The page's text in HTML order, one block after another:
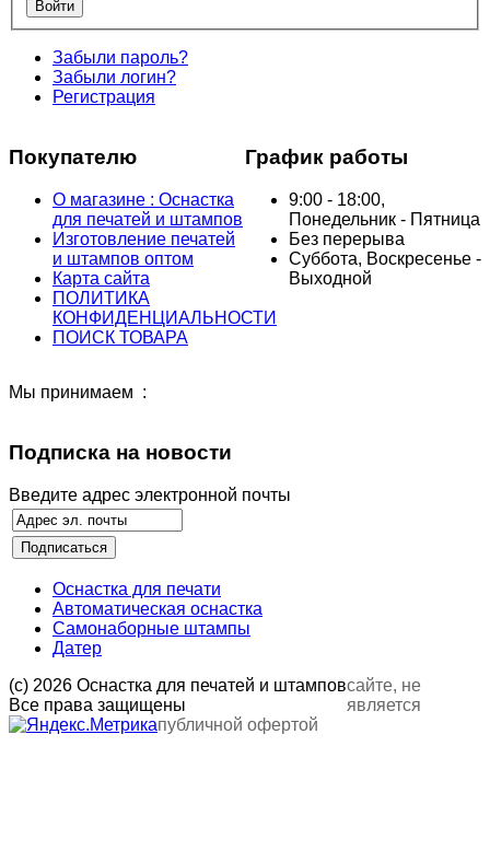
Забыли пароль?
Забыли логин?
Регистрация
Покупателю
О магазине : Оснастка
для печатей и штампов
Изготовление печатей
и штампов оптом
Карта сайта
ПОЛИТИКА
КОНФИДЕНЦИАЛЬНОСТИ
ПОИСК ТОВАРА
График работы
9:00 - 18:00,
Понедельник - Пятница
Без перерыва
Суббота, Воскресенье -
Выходной
Мы принимаем :
Подписка на новости
Введите адрес электронной почты
Оснастка для печати
Автоматическая оснастка
Самонаборные штампы
Датер
(с) 2026 Оснастка для печатей и штампов
Все права защищены
сайте, не
является
публичной офертой